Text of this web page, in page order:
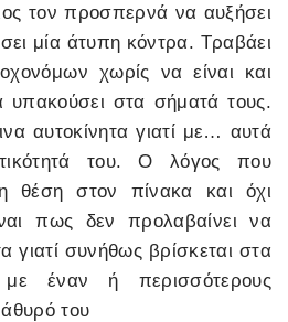
τον προσπερνά να αυξήσει
μία άτυπη κόντρα. Τραβάει
χωρίς να είναι και
υπακούσει στα σήματά τους.
αυτοκίνητα γιατί με… αυτά
του. Ο λόγος που
θέση στον πίνακα και όχι
πως δεν προλαβαίνει να
γιατί συνήθως βρίσκεται στα
έναν ή περισσότερους
του